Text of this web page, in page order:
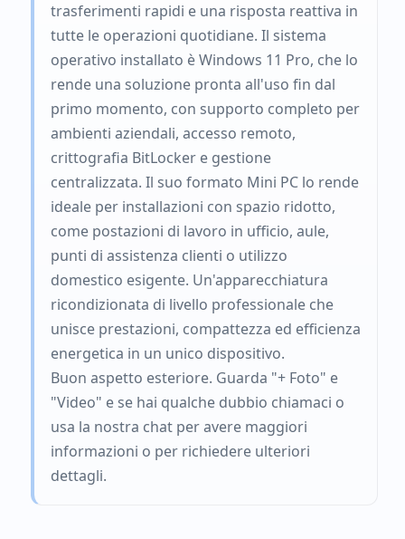
trasferimenti rapidi e una risposta reattiva in
tutte le operazioni quotidiane. Il sistema
operativo installato è Windows 11 Pro, che lo
rende una soluzione pronta all'uso fin dal
primo momento, con supporto completo per
ambienti aziendali, accesso remoto,
crittografia BitLocker e gestione
centralizzata. Il suo formato Mini PC lo rende
ideale per installazioni con spazio ridotto,
come postazioni di lavoro in ufficio, aule,
punti di assistenza clienti o utilizzo
domestico esigente. Un'apparecchiatura
ricondizionata di livello professionale che
unisce prestazioni, compattezza ed efficienza
energetica in un unico dispositivo.
Buon aspetto esteriore. Guarda "+ Foto" e
"Video" e se hai qualche dubbio chiamaci o
usa la nostra chat per avere maggiori
informazioni o per richiedere ulteriori
dettagli.